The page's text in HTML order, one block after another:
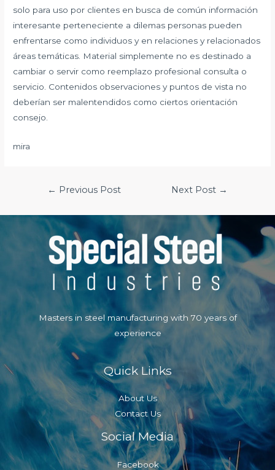
solo para uso por clientes en busca de común información
interesante perteneciente a dilemas personas pueden
enfrentarse como individuos y en relaciones y relacionados
áreas temáticas. Material simplemente no es destinado a
cambiar o servir como reemplazo profesional consulta o
servicio. Contenidos observaciones y puntos de vista no
deberían ser malentendidos como ciertos orientación
consejo.
mira
← Previous Post Next Post →
Masters in steel manufacturing with 70 years of
experience
Quick Links
About Us
Contact Us
Social Media
Facebook